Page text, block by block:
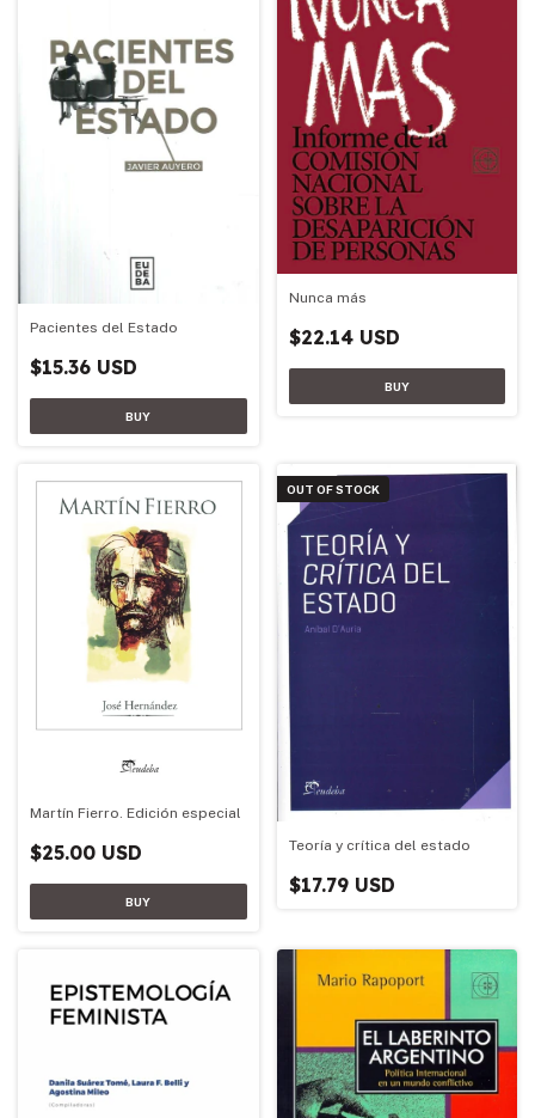
Pacientes del Estado
$15.36 USD
Nunca más
$22.14 USD
Martín Fierro. Edición especial
$25.00 USD
OUT OF STOCK
Teoría y crítica del estado
$17.79 USD